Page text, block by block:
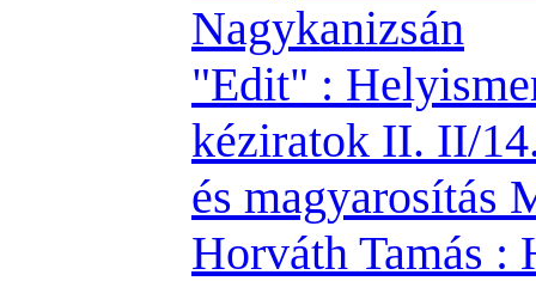
Nagykanizsán
"Edit" :
kéziratok II. II/
és magyarosítás
Horváth Tamás :